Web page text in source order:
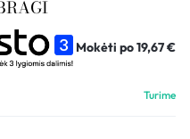
Mokėti po19,67€
Turime